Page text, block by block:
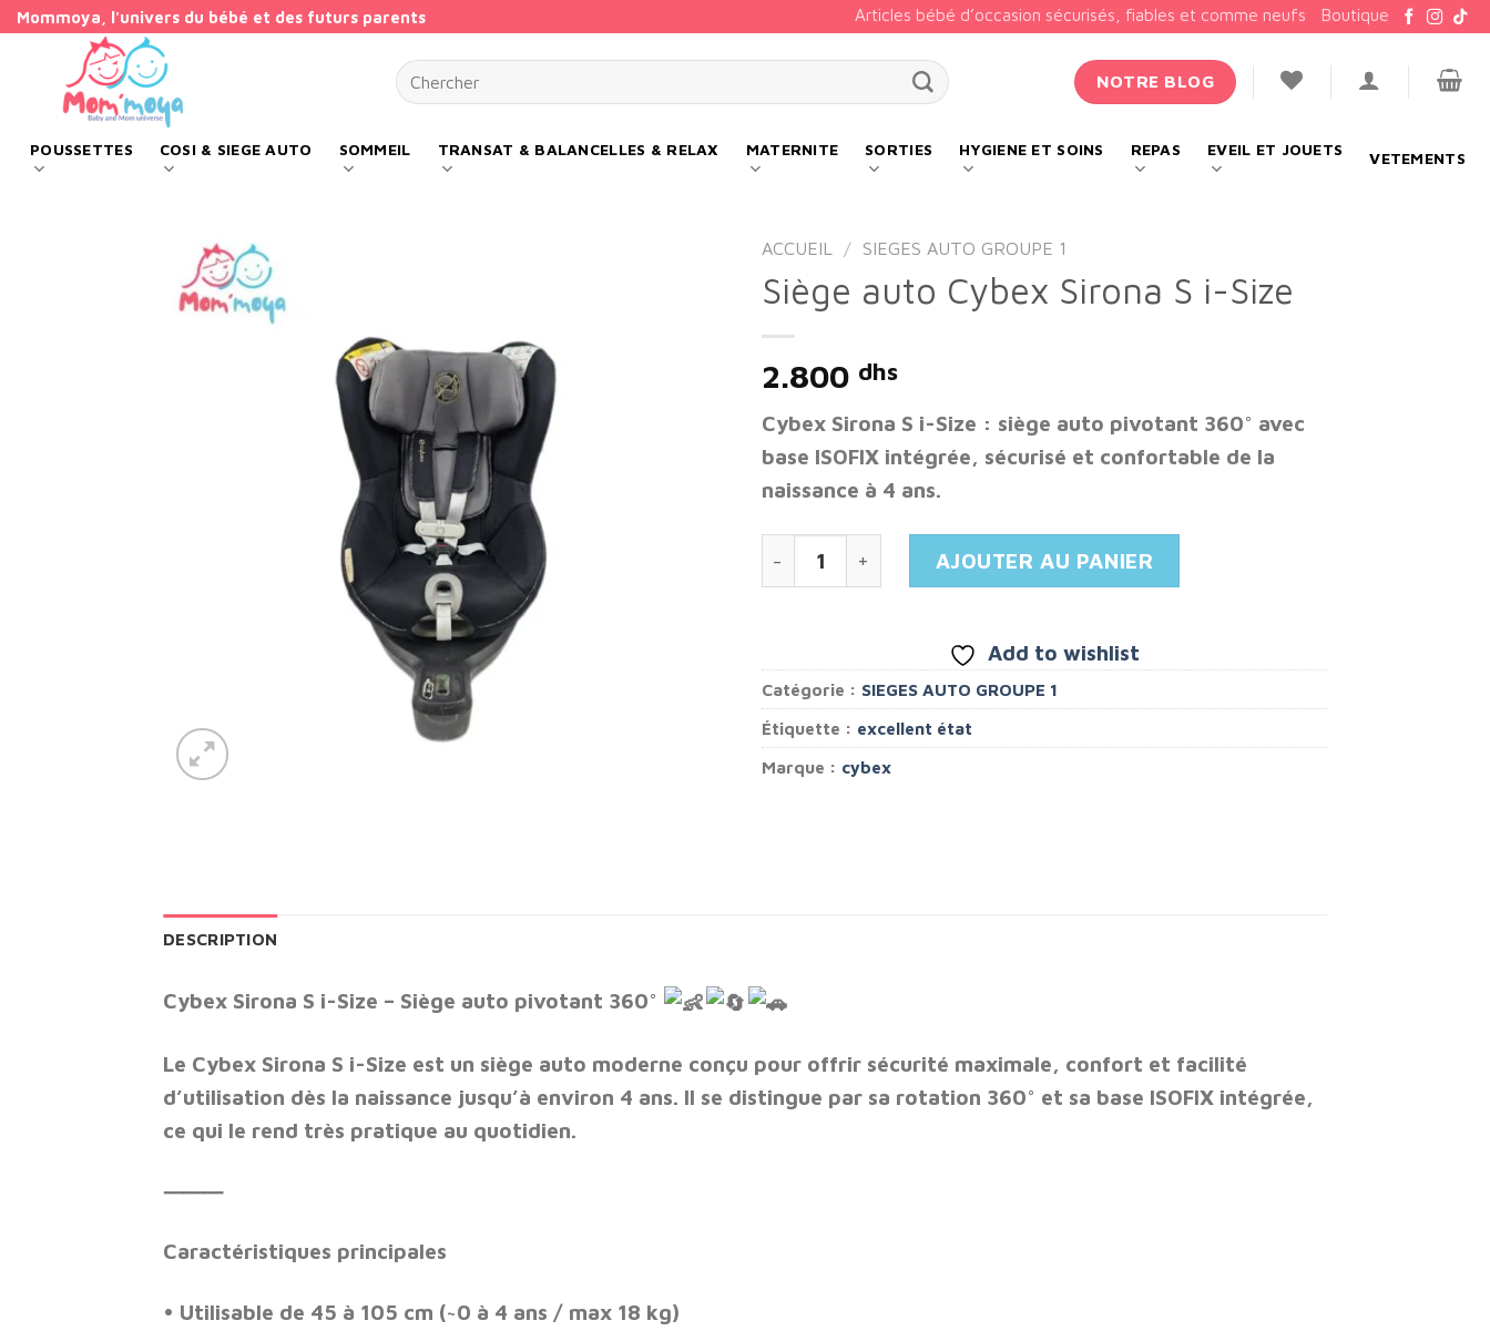
Passer
contenu
Mommoya, l'univers du bébé et des futurs parents Articles bébé d’occasion sécurisés, fiables et comme neufs Boutique
Recherche pour : NOTRE BLOG
POUSSETTES COSI & SIEGE AUTO SOMMEIL TRANSAT & BALANCELLES & RELAX MATERNITE SORTIES HYGIENE ET SOINS REPAS EVEIL ET JOUETS VETEMENTS
ACCUEIL / SIEGES AUTO GROUPE 1
Siège auto Cybex Sirona S i-Size
2.800 dhs
Cybex Sirona S i-Size : siège auto pivotant 360° avec
base ISOFIX intégrée, sécurisé et confortable de la
naissance à 4 ans.
AJOUTER AU PANIER
Add to wishlist
Catégorie : SIEGES AUTO GROUPE 1
Étiquette : excellent état
Marque : cybex
DESCRIPTION
Cybex Sirona S i-Size – Siège auto pivotant 360°
Le Cybex Sirona S i-Size est un siège auto moderne conçu pour offrir sécurité maximale, confort et facilité
d’utilisation dès la naissance jusqu’à environ 4 ans. Il se distingue par sa rotation 360° et sa base ISOFIX intégrée
ce qui le rend très pratique au quotidien.
⸻
Caractéristiques principales
• Utilisable de 45 à 105 cm (~0 à 4 ans / max 18 kg)